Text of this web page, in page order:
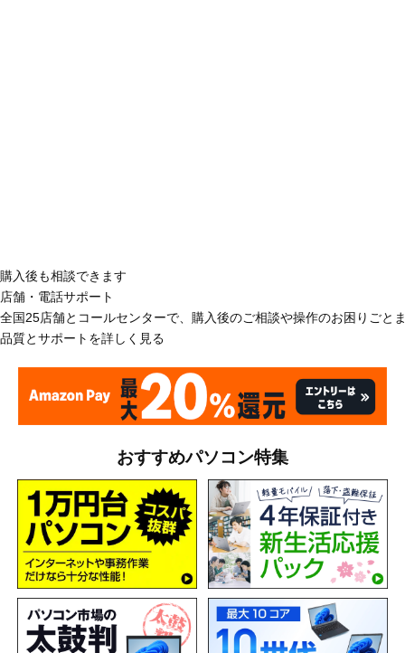
購入後も相談できます
店舗・電話サポート
全国25店舗とコールセンターで、購入後のご相談や操作のお困りごと
品質とサポートを詳しく見る
おすすめパソコン特集